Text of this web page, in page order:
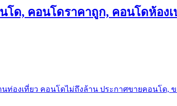
โด, คอนโดราคาถูก, คอนโดห้องเ
ท่องเที่ยว คอนโดไม่ถึงล้าน ประกาศขายคอนโด,